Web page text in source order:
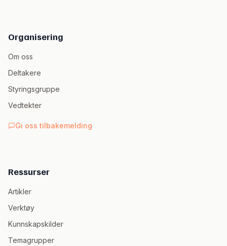
Organisering
Om oss
Deltakere
Styringsgruppe
Vedtekter
Gi oss tilbakemelding
Ressurser
Artikler
Verktøy
Kunnskapskilder
Temagrupper